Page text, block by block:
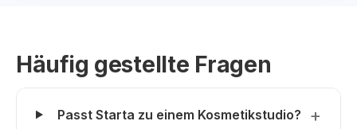
Häufig gestellte Fragen
Passt Starta zu einem Kosmetikstudio?